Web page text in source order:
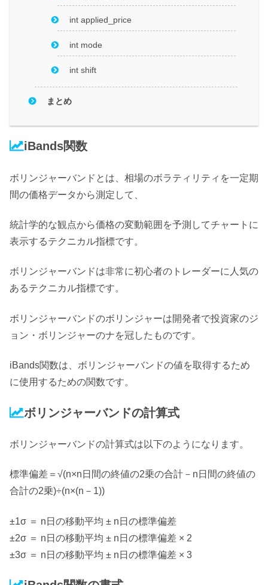
int applied_price
int mode
int shift
まとめ
iBands関数
ボリンジャーバンドとは、 相場のボラティリティを一定期
間の価格データから測定して、
統計学的な観点から価格の変動範囲を予測してチャートに
表示するテクニカル指標です。
ボリンジャーバンドは非常に初心者のトレーダーに人気の
あるテクニカル指標です。
ボリンジャーバンドのボリンジャーは開発者で投資家のジ
ョン・ボリンジャーのナを冠したものです。
iBands関数は、 ボリンジャーバンドの値を取得するため
に使用するための関数です。
ボリンジャーバンドの計算式
ボリンジャーバンドの計算式は以下のようになります。
標準偏差＝√(n×n日間の終値の2乗の合計－n日間の終値の
合計の2乗)÷(n×(n－1))
±1σ ＝ n日の移動平均 ± n日の標準偏差
±2σ ＝ n日の移動平均 ± n日の標準偏差 × 2
±3σ ＝ n日の移動平均 ± n日の標準偏差 × 3